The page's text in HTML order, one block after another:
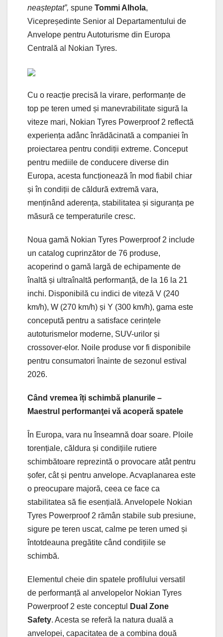
neașteptat”, spune Tommi Alhola,
Vicepreședinte Senior al Departamentului de
Anvelope pentru Autoturisme din Europa
Centrală al Nokian Tyres.
Cu o reacție precisă la virare, performanțe de
top pe teren umed și manevrabilitate sigură la
viteze mari, Nokian Tyres Powerproof 2 reflectă
experiența adânc înrădăcinată a companiei în
proiectarea pentru condiții extreme. Conceput
pentru mediile de conducere diverse din
Europa, acesta funcționează în mod fiabil chiar
și în condiții de căldură extremă vara,
menținând aderența, stabilitatea și siguranța pe
măsură ce temperaturile cresc.
Noua gamă Nokian Tyres Powerproof 2 include
un catalog cuprinzător de 76 produse,
acoperind o gamă largă de echipamente de
înaltă și ultraînaltă performanță, de la 16 la 21
inchi. Disponibilă cu indici de viteză V (240
km/h), W (270 km/h) și Y (300 km/h), gama este
concepută pentru a satisface cerințele
autoturismelor moderne, SUV-urilor și
crossover-elor. Noile produse vor fi disponibile
pentru consumatori înainte de sezonul estival
2026.
Când vremea îți schimbă planurile –
Maestrul performanţei vă acoperă spatele
În Europa, vara nu înseamnă doar soare. Ploile
torențiale, căldura și condițiile rutiere
schimbătoare reprezintă o provocare atât pentru
șofer, cât și pentru anvelope. Acvaplanarea este
o preocupare majoră, ceea ce face ca
stabilitatea să fie esențială. Anvelopele Nokian
Tyres Powerproof 2 rămân stabile sub presiune,
sigure pe teren uscat, calme pe teren umed și
întotdeauna pregătite când condițiile se
schimbă.
Elementul cheie din spatele profilului versatil
de performanță al anvelopelor Nokian Tyres
Powerproof 2 este conceptul
Dual Zone
Safety. Acesta se referă la natura duală a
anvelopei, capacitatea de a combina două